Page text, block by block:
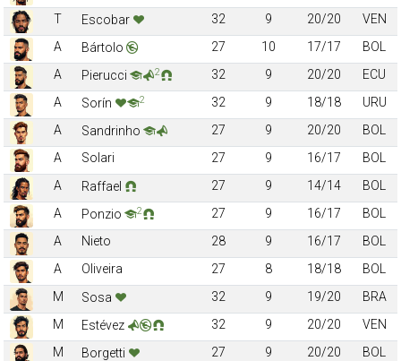
T
Escobar 32 9 20/20
VEN
A
Bártolo 27 10 17/17
BOL
A
Pierucci 2 32 9 20/20
ECU
A
Sorín 2 32 9 18/18
URU
A
Sandrinho 27 9 20/20
BOL
A
Solari 27 9 16/17
BOL
A
Raffael 27 9 14/14
BOL
A
Ponzio 2 27 9 16/17
BOL
A
Nieto 28 9 16/17
BOL
A
Oliveira 27 8 18/18
BOL
M
Sosa 32 9 19/20
BRA
M
Estévez 32 9 20/20
VEN
M
Borgetti 27 9 20/20
BOL